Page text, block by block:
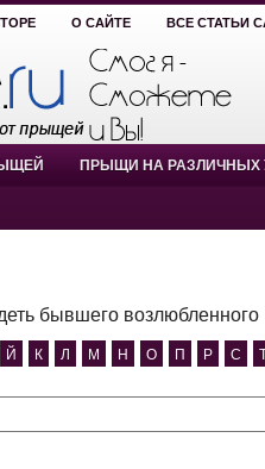
О САЙТЕ ВСЕ СТАТЬИ
ПРЫЩИ НА РАЗЛИЧНЫХ
бывшего возлюбленного
Й К Л М Н О П Р С